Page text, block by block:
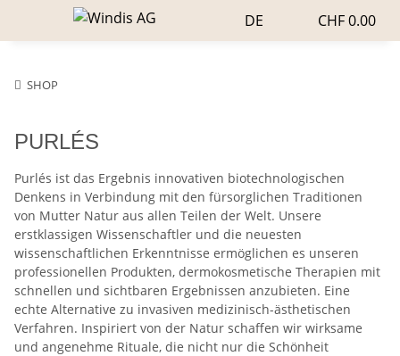
DE CHF 0.00
SHOP
PURLÉS
Purlés ist das Ergebnis innovativen biotechnologischen
Denkens in Verbindung mit den fürsorglichen Traditionen
von Mutter Natur aus allen Teilen der Welt. Unsere
erstklassigen Wissenschaftler und die neuesten
wissenschaftlichen Erkenntnisse ermöglichen es unseren
professionellen Produkten, dermokosmetische Therapien mit
schnellen und sichtbaren Ergebnissen anzubieten. Eine
echte Alternative zu invasiven medizinisch-ästhetischen
Verfahren. Inspiriert von der Natur schaffen wir wirksame
und angenehme Rituale, die nicht nur die Schönheit